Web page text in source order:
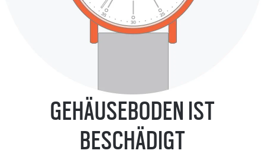
GEHÄUSEBODEN IST
BESCHÄDIGT